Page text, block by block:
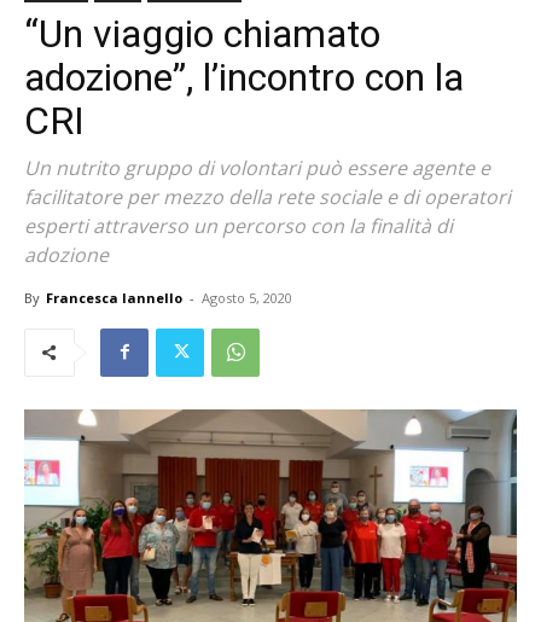
“Un viaggio chiamato
adozione”, l’incontro con la
CRI
Un nutrito gruppo di volontari può essere agente e
facilitatore per mezzo della rete sociale e di operatori
esperti attraverso un percorso con la finalità di
adozione
By Francesca Iannello - Agosto 5, 2020